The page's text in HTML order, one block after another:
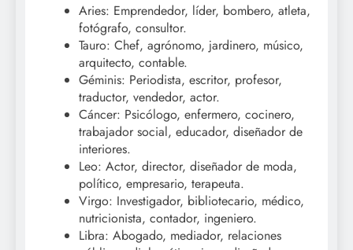
Aries: Emprendedor, líder, bombero, atleta,
fotógrafo, consultor.
Tauro: Chef, agrónomo, jardinero, músico,
arquitecto, contable.
Géminis: Periodista, escritor, profesor,
traductor, vendedor, actor.
Cáncer: Psicólogo, enfermero, cocinero,
trabajador social, educador, diseñador de
interiores.
Leo: Actor, director, diseñador de moda,
político, empresario, terapeuta.
Virgo: Investigador, bibliotecario, médico,
nutricionista, contador, ingeniero.
Libra: Abogado, mediador, relaciones